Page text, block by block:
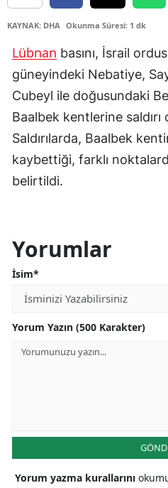
KAYNAK: DHA Okunma Süresi: 1 dk
Lübnan basını, İsrail
güneyindeki Nebatiye,
Cubeyl ile doğusundaki
Baalbek kentlerine
Saldırılarda, Baalbek
kaybettiği, farklı
belirtildi.
Yorumlar
İsim*
Yorum Yazın (500 Karakter)
Yorum yazma kurallarını